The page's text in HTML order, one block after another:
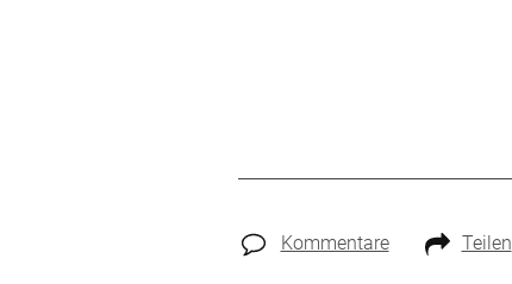
Kommentare Teilen